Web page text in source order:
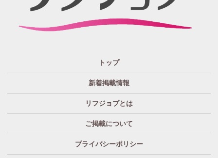
が欲しい！というお客様の要望を実現、もっと広く発信
に、リフジョブは地域情報発信サービスを2016年10月よ
り開始いたしました。
「リフジョブ」は無料広告？
いいえ、リフジョブは収益広告として運営されておりま
「リフジョブ」へはどのぐらいのアクセスがある
トップ
新着掲載情報
リフジョブとは
ご掲載について
プライバシーポリシー